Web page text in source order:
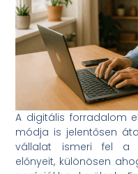
A digitális forradalom
módja is jelentősen
vállalat ismeri fel a
előnyeit, különösen